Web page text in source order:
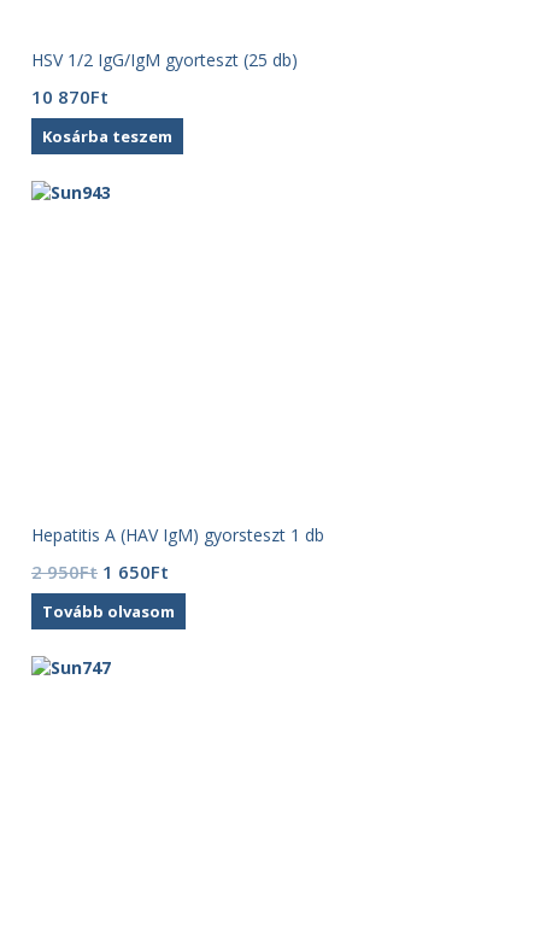
HSV 1/2 IgG/IgM gyorteszt (25 db)
10 870Ft
Kosárba teszem
Hepatitis A (HAV IgM) gyorsteszt 1 db
2 950Ft Original
price
was:
950Ft.
1 650Ft
price
is:
Tovább olvasom